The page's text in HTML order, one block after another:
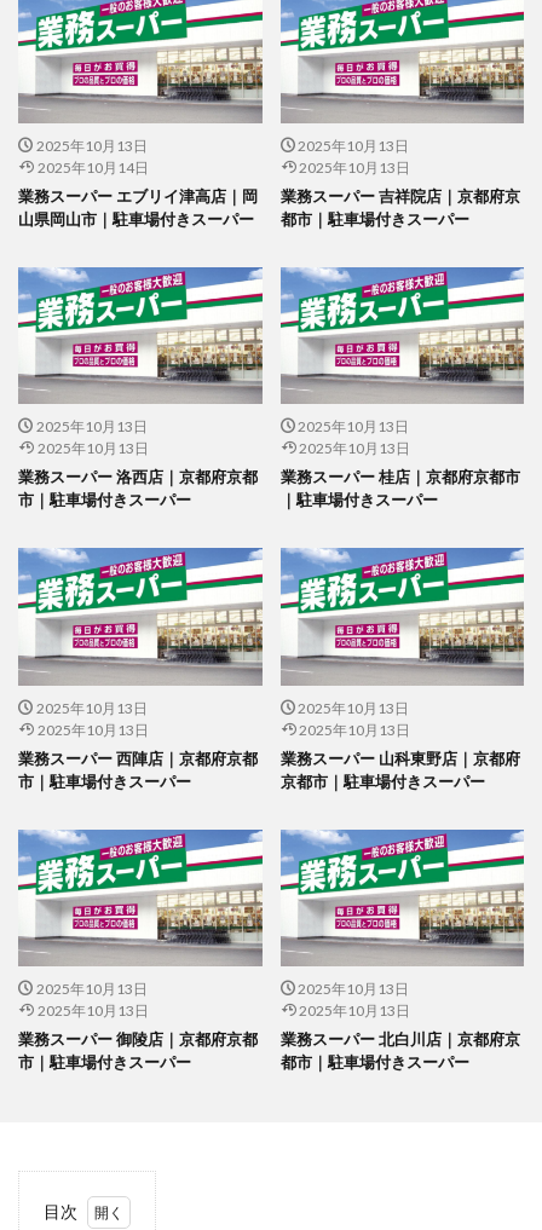
2025年10月13日
2025年10月14日
業務スーパー エブリイ津高店｜岡
山県岡山市｜駐車場付きスーパー
2025年10月13日
2025年10月13日
業務スーパー 吉祥院店｜京都府京
都市｜駐車場付きスーパー
2025年10月13日
2025年10月13日
業務スーパー 洛西店｜京都府京都
市｜駐車場付きスーパー
2025年10月13日
2025年10月13日
業務スーパー 桂店｜京都府京都市
｜駐車場付きスーパー
2025年10月13日
2025年10月13日
業務スーパー 西陣店｜京都府京都
市｜駐車場付きスーパー
2025年10月13日
2025年10月13日
業務スーパー 山科東野店｜京都府
京都市｜駐車場付きスーパー
2025年10月13日
2025年10月13日
業務スーパー 御陵店｜京都府京都
市｜駐車場付きスーパー
2025年10月13日
2025年10月13日
業務スーパー 北白川店｜京都府京
都市｜駐車場付きスーパー
目次